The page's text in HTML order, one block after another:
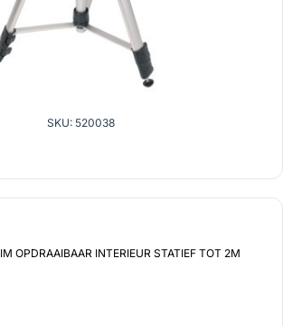
SKU: 520038
OPDRAAIBAAR INTERIEUR STATIEF TOT 2M